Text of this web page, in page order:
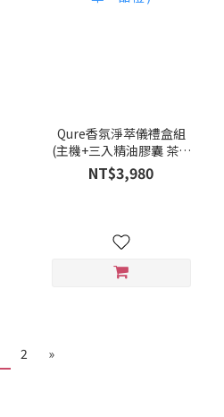
Qure香氛淨萃儀禮盒組
(主機+三入精油膠囊 茶樹
、薰衣草 、甜橙 )
NT$3,980
2 »